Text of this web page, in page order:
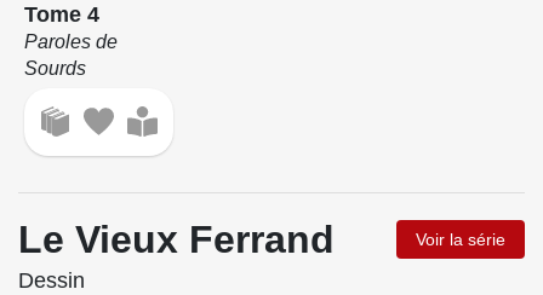
Tome 4
Paroles de
Sourds
Le Vieux Ferrand Voir la série
Dessin